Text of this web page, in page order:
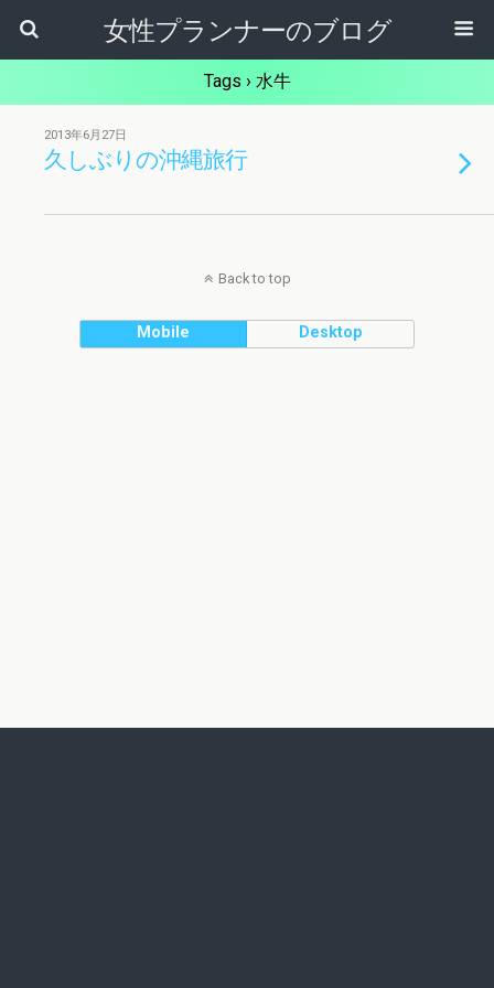
女性プランナーのブログ
Tags › 水牛
2013年6月27日
久しぶりの沖縄旅行
Back to top
Mobile Desktop